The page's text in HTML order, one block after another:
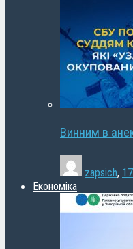
Винним в
zapsich,
Економіка